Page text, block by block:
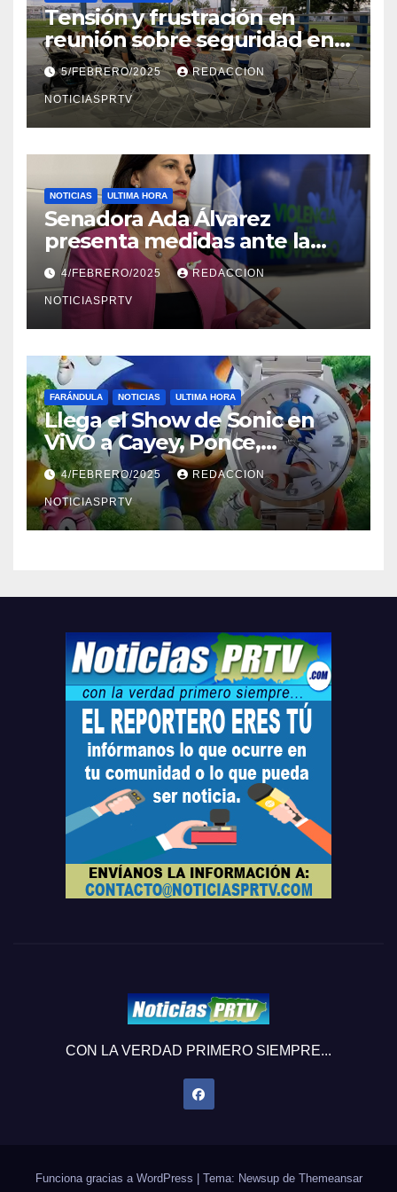
Tensión y frustración en
reunión sobre seguridad en
Reparto Metropolitano
5/FEBRERO/2025 REDACCION
NOTICIASPRTV
NOTICIAS ULTIMA HORA
Senadora Ada Álvarez
presenta medidas ante la
violencia en el noviazgo
4/FEBRERO/2025 REDACCION
NOTICIASPRTV
FARÁNDULA NOTICIAS ULTIMA HORA
Llega el Show de Sonic en
ViVO a Cayey, Ponce,
Barceloneta y Humacao,
Relojes gratis para el que
compre ahora….
4/FEBRERO/2025 REDACCION
NOTICIASPRTV
CON LA VERDAD PRIMERO SIEMPRE...
Funciona gracias a WordPress | Tema: Newsup de Themeansar